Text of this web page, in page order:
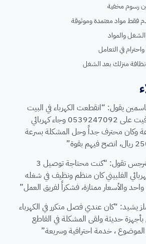
رسوم مخفية
فقط مواد معتمدة وموثوقة
والمواد
واحترام في التعامل
منزلك بعد الشغل
يقول: “انقطعت الكهرباء في البيت
الساعة 10 مساءً ودقيت على 0539247092 وجاء كهربائي
وكان محترف جداً وحل المشكلة بسرعة
أم عبدالله من حي النرجس تقول: “كنت محتاجة توصيل 3
الفلبيني كان منظم ونظيف في شغله
والأسعار ممتازة، فشكراً لفريق العمل”
يشيد: “كان عندي فصل متكرر في الكهرباء
حديثة ولقى المشكلة في القاطع
، خدمة احترافية وسريعة”